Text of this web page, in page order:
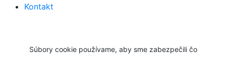
Kontakt
Súbory cookie používame, aby sme zabezpečili čo